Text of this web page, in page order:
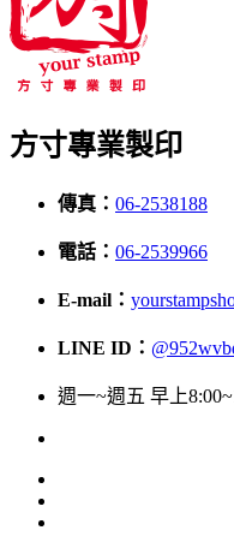
方寸專業製印
傳真： 06-2538188
電話： 06-2539966
E-mail：
LINE ID：
週一~週五 早上